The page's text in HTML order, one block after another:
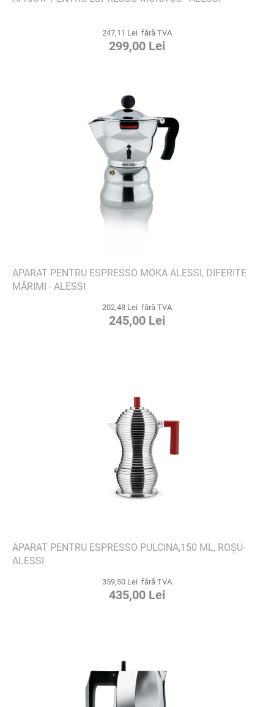
247,11 Lei fără TVA
299,00 Lei
APARAT PENTRU ESPRESSO MOKA ALESSI, DIFERITE
MĂRIMI - ALESSI
202,48 Lei fără TVA
245,00 Lei
APARAT PENTRU ESPRESSO PULCINA,150 ML, ROȘU-
ALESSI
359,50 Lei fără TVA
435,00 Lei